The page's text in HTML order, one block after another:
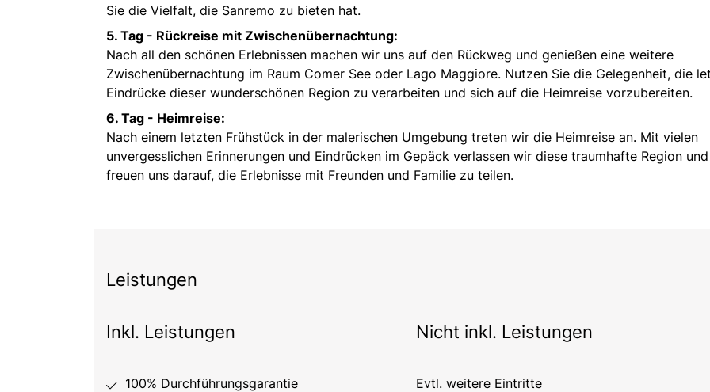
Sie die Vielfalt, die Sanremo zu bieten hat.
5. Tag - Rückreise mit Zwischenübernachtung:
Nach all den schönen Erlebnissen machen wir uns auf den Rückweg und genießen eine weitere
Zwischenübernachtung im Raum Comer See oder Lago Maggiore. Nutzen Sie die Gelegenheit, die
Eindrücke dieser wunderschönen Region zu verarbeiten und sich auf die Heimreise vorzubereiten.
6. Tag - Heimreise:
Nach einem letzten Frühstück in der malerischen Umgebung treten wir die Heimreise an. Mit vielen
unvergesslichen Erinnerungen und Eindrücken im Gepäck verlassen wir diese traumhafte Region und
freuen uns darauf, die Erlebnisse mit Freunden und Familie zu teilen.
Leistungen
Inkl. Leistungen
100% Durchführungsgarantie
Nicht inkl. Leistungen
Evtl. weitere Eintritte